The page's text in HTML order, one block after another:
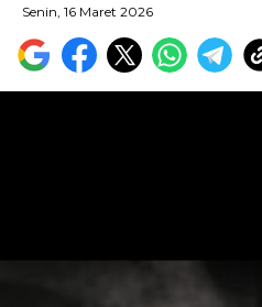
Senin, 16 Maret 2026